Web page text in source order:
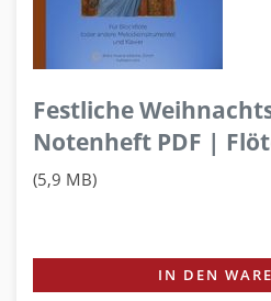
Festliche
Notenheft PDF |
(5,9 MB)
IN DEN